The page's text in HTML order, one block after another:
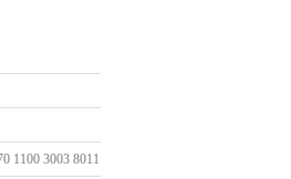
1100 3003 8011